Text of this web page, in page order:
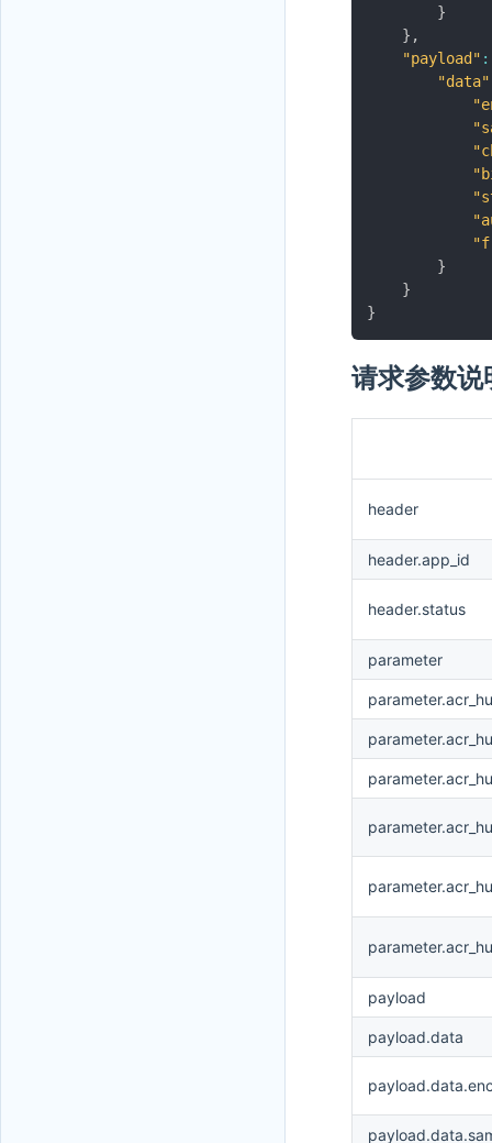
}
} ,
"payload" :
"data"
}
}
}
请求参数
header
header.app_id
header.status
parameter
payload
payload.data